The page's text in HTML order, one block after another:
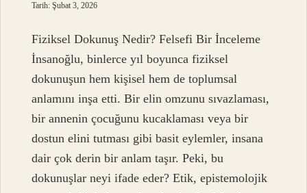
Tarih: Şubat 3, 2026
Fiziksel Dokunuş Nedir? Felsefi Bir İnceleme
İnsanoğlu, binlerce yıl boyunca fiziksel
dokunuşun hem kişisel hem de toplumsal
anlamını inşa etti. Bir elin omzunu sıvazlaması,
bir annenin çocuğunu kucaklaması veya bir
dostun elini tutması gibi basit eylemler, insana
dair çok derin bir anlam taşır. Peki, bu
dokunuşlar neyi ifade eder? Etik, epistemolojik